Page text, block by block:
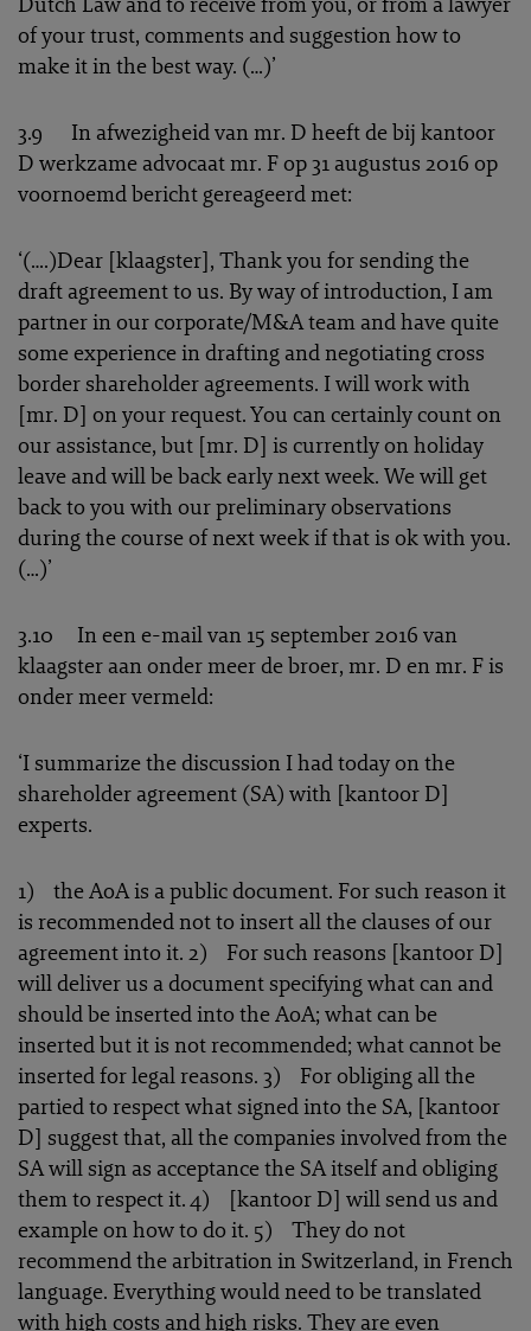
of your trust, comments and suggestion how to
make it in the best way. (…)’
3.9 In afwezigheid van mr. D heeft de bij kantoor
D werkzame advocaat mr. F op 31 augustus 2016 op
voornoemd bericht gereageerd met:
‘(….)Dear [klaagster], Thank you for sending the
draft agreement to us. By way of introduction, I am
partner in our corporate/M&A team and have quite
some experience in drafting and negotiating cross
border shareholder agreements. I will work with
[mr. D] on your request. You can certainly count on
our assistance, but [mr. D] is currently on holiday
leave and will be back early next week. We will get
back to you with our preliminary observations
during the course of next week if that is ok with you.
(…)’
3.10 In een e-mail van 15 september 2016 van
klaagster aan onder meer de broer, mr. D en mr. F is
onder meer vermeld:
‘I summarize the discussion I had today on the
shareholder agreement (SA) with [kantoor D]
experts.
1) the AoA is a public document. For such reason it
is recommended not to insert all the clauses of our
agreement into it. 2) For such reasons [kantoor D]
will deliver us a document specifying what can and
should be inserted into the AoA; what can be
inserted but it is not recommended; what cannot be
inserted for legal reasons. 3) For obliging all the
partied to respect what signed into the SA, [kantoor
D] suggest that, all the companies involved from the
SA will sign as acceptance the SA itself and obliging
them to respect it. 4) [kantoor D] will send us and
example on how to do it. 5) They do not
recommend the arbitration in Switzerland, in French
language. Everything would need to be translated
with high costs and high risks. They are even